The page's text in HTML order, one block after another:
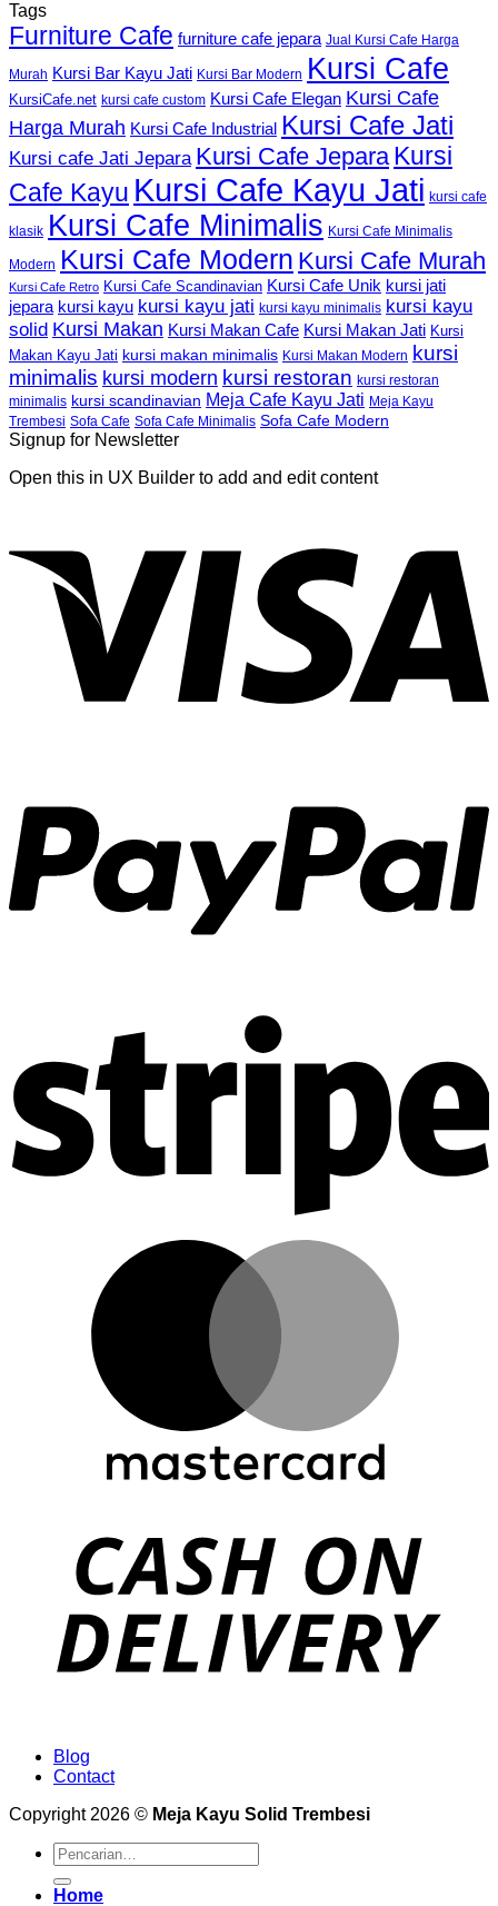
Tags
Furniture Cafe furniture cafe jepara Jual Kursi Cafe Harga
Murah Kursi Bar Kayu Jati Kursi Bar Modern Kursi Cafe
KursiCafe.net kursi cafe custom Kursi Cafe Elegan Kursi Cafe
Harga Murah Kursi Cafe Industrial Kursi Cafe Jati
Kursi cafe Jati Jepara Kursi Cafe Jepara Kursi
Cafe Kayu Kursi Cafe Kayu Jati kursi cafe
klasik Kursi Cafe Minimalis Kursi Cafe Minimalis
Modern Kursi Cafe Modern Kursi Cafe Murah
Kursi Cafe Retro Kursi Cafe Scandinavian Kursi Cafe Unik kursi jati
jepara kursi kayu kursi kayu jati kursi kayu minimalis kursi kayu
solid Kursi Makan Kursi Makan Cafe Kursi Makan Jati Kursi
Makan Kayu Jati kursi makan minimalis Kursi Makan Modern
kursi
minimalis kursi modern kursi restoran kursi restoran
minimalis kursi scandinavian Meja Cafe Kayu Jati Meja Kayu
Trembesi Sofa Cafe Sofa Cafe Minimalis Sofa Cafe Modern
Signup for Newsletter
Open this in UX Builder to add and edit content
Blog
Contact
Copyright 2026 © Meja Kayu Solid Trembesi
Pencarian
untuk:
Home